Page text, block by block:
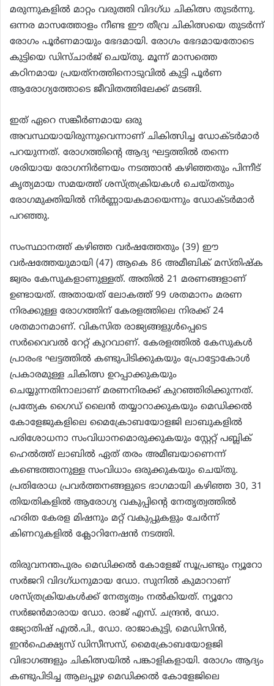
മരുന്നുകളില്‍ മാറ്റം വരുത്തി വിദഗ്ധ ചികിത്സ തുടര്‍ന്നു.
ഒന്നര മാസത്തോളം നീണ്ട ഈ തീവ്ര ചികിത്സയെ തുടര്‍ന്ന്
രോഗം പൂര്‍ണമായും ഭേദമായി. രോഗം ഭേദമായതോടെ
കുട്ടിയെ ഡിസ്ചാര്‍ജ് ചെയ്തു. മൂന്ന് മാസത്തെ
കഠിനമായ പ്രയത്‌നത്തിനൊടുവില്‍ കുട്ടി പൂര്‍ണ
ആരോഗ്യത്തോടെ ജീവിതത്തിലേക്ക് മടങ്ങി.
ഇത് ഏറെ സങ്കീര്‍ണമായ ഒരു
അവസ്ഥയായിരുന്നുവെന്നാണ് ചികിത്സിച്ച ഡോക്ടര്‍മാര്‍
പറയുന്നത്. രോഗത്തിന്റെ ആദ്യ ഘട്ടത്തില്‍ തന്നെ
ശരിയായ രോഗനിര്‍ണയം നടത്താന്‍ കഴിഞ്ഞതും പിന്നീട്
കൃത്യമായ സമയത്ത് ശസ്ത്രക്രിയകള്‍ ചെയ്തതും
രോഗമുക്തിയില്‍ നിര്‍ണ്ണായകമായെന്നും ഡോക്ടര്‍മാര്‍
പറഞ്ഞു.
സംസ്ഥാനത്ത് കഴിഞ്ഞ വര്‍ഷത്തേതും (39) ഈ
വര്‍ഷത്തേയുമായി (47) ആകെ 86 അമീബിക് മസ്തിഷ്‌ക
ജ്വരം കേസുകളാണുള്ളത്. അതില്‍ 21 മരണങ്ങളാണ്
ഉണ്ടായത്. അതായത് ലോകത്ത് 99 ശതമാനം മരണ
നിരക്കുള്ള രോഗത്തിന് കേരളത്തിലെ നിരക്ക് 24
ശതമാനമാണ്. വികസിത രാജ്യങ്ങളുള്‍പ്പെടെ
സര്‍വൈവല്‍ റേറ്റ് കുറവാണ്. കേരളത്തില്‍ കേസുകള്‍
പ്രാരംഭ ഘട്ടത്തില്‍ കണ്ടുപിടിക്കുകയും പ്രോട്ടോകോള്‍
പ്രകാരമുള്ള ചികിത്സ ഉറപ്പാക്കുകയും
ചെയ്യുന്നതിനാലാണ് മരണനിരക്ക് കുറഞ്ഞിരിക്കുന്നത്.
പ്രത്യേക ഗൈഡ് ലൈന്‍ തയ്യാറാക്കുകയും മെഡിക്കല്‍
കോളേജുകളിലെ മൈക്രോബയോളജി ലാബുകളില്‍
പരിശോധനാ സംവിധാനമൊരുക്കുകയും സ്റ്റേറ്റ് പബ്ലിക്
ഹെല്‍ത്ത് ലാബില്‍ ഏത് തരം അമീബയാണെന്ന്
കണ്ടെത്താനുള്ള സംവിധാം ഒരുക്കുകയും ചെയ്തു.
പ്രതിരോധ പ്രവര്‍ത്തനങ്ങളുടെ ഭാഗമായി കഴിഞ്ഞ 30, 31
തിയതികളില്‍ ആരോഗ്യ വകുപ്പിന്റെ നേതൃത്വത്തില്‍
ഹരിത കേരള മിഷനും മറ്റ് വകുപ്പുകളും ചേര്‍ന്ന്
കിണറുകളില്‍ ക്ലോറിനേഷന്‍ നടത്തി.
തിരുവനന്തപുരം മെഡിക്കല്‍ കോളേജ് സൂപ്രണ്ടും ന്യൂറോ
സര്‍ജറി വിദഗ്ധനുമായ ഡോ. സുനില്‍ കുമാറാണ്
ശസ്ത്രക്രിയകള്‍ക്ക് നേതൃത്വം നല്‍കിയത്. ന്യൂറോ
സര്‍ജന്‍മാരായ ഡോ. രാജ് എസ്. ചന്ദ്രന്‍, ഡോ.
ജ്യോതിഷ് എല്‍.പി., ഡോ. രാജാകുട്ടി, മെഡിസിന്‍,
ഇന്‍ഫെക്ഷ്യസ് ഡിസീസസ്, മൈക്രോബയോളജി
വിഭാഗങ്ങളും ചികിത്സയില്‍ പങ്കാളികളായി. രോഗം ആദ്യം
കണ്ടുപിടിച്ച ആലപ്പുഴ മെഡിക്കല്‍ കോളേജിലെ